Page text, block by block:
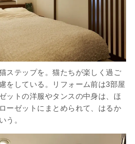
ステップを。猫たちが楽しく過ご
をしている。リフォーム前は3部屋
ットの洋服やタンスの中身は、ほ
ーゼットにまとめられて、はるか
う。